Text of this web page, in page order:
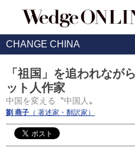
CHANGE CHINA
「祖国」を追われなが
ット人作家
中国を変える〝中国人〟
劉 燕子 （ 著述家・翻訳家）